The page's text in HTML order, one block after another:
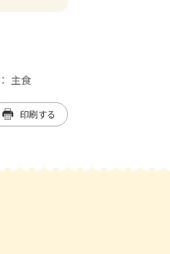
主食
印刷する